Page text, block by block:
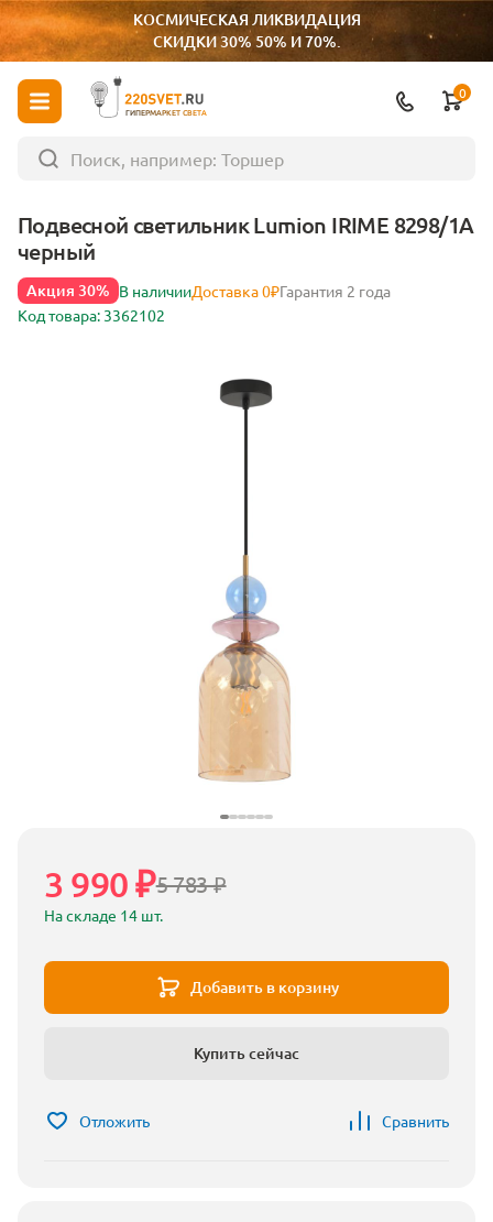
КОСМИЧЕСКАЯ ЛИКВИДАЦИЯ
СКИДКИ 30% 50% И 70%.
ГИПЕРМАРКЕТ СВЕТА
0
Подвесной светильник Lumion IRIME 8298/1A
черный
Акция 30% В наличииДоставка 0₽Гарантия 2 года
Код товара: 3362102
5 783 ₽
3 990 ₽
На складе 14 шт.
Добавить в корзину
Купить сейчас
Отложить Сравнить